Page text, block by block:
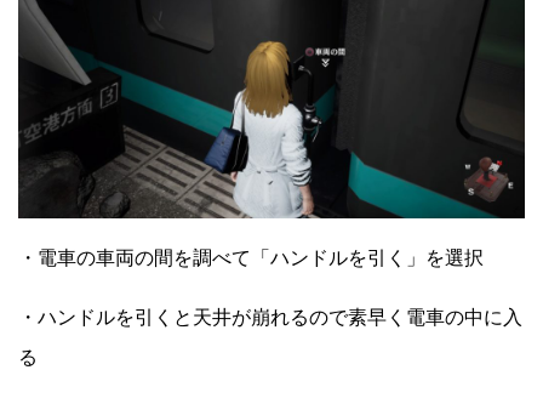
・電車の車両の間を調べて「ハンドルを引く」を選択
・ハンドルを引くと天井が崩れるので素早く電車の中に入
る